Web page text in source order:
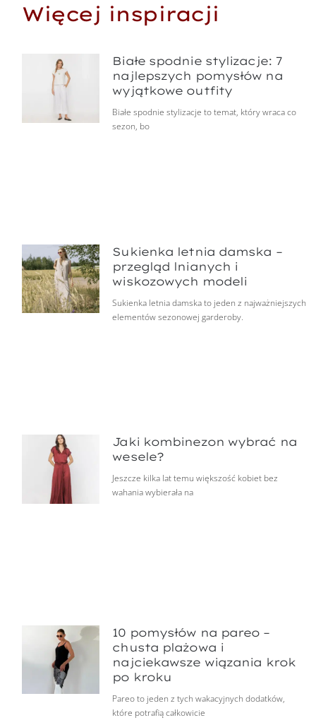
Więcej inspiracji
Białe spodnie stylizacje: 7
najlepszych pomysłów na
wyjątkowe outfity
Białe spodnie stylizacje to temat, który wraca co
sezon, bo
Sukienka letnia damska –
przegląd lnianych i
wiskozowych modeli
Sukienka letnia damska to jeden z najważniejszych
elementów sezonowej garderoby.
Jaki kombinezon wybrać na
wesele?
Jeszcze kilka lat temu większość kobiet bez
wahania wybierała na
10 pomysłów na pareo –
chusta plażowa i
najciekawsze wiązania krok
po kroku
Pareo to jeden z tych wakacyjnych dodatków,
które potrafią całkowicie